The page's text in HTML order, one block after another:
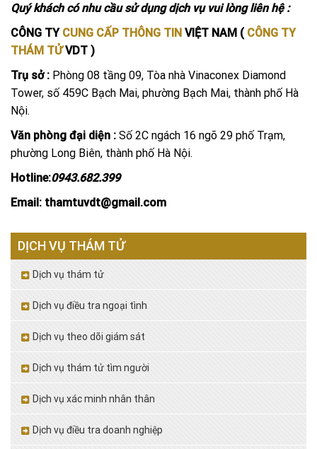
Quý khách có nhu cầu sử dụng dịch vụ vui lòng liên hệ :
CÔNG TY CUNG CẤP THÔNG TIN VIỆT NAM ( CÔNG TY
THÁM TỬVDT )
Trụ sở : Phòng 08 tầng 09, Tòa nhà Vinaconex Diamond
Tower, số 459C Bạch Mai, phường Bạch Mai, thành phố Hà
Nội.
Văn phòng đại diện : Số 2C ngách 16 ngõ 29 phố Trạm,
phường Long Biên, thành phố Hà Nội.
Hotline:0943.682.399
Email: thamtuvdt@gmail.com
DỊCH VỤ THÁM TỬ
Dịch vụ thám tử
Dịch vụ điều tra ngoại tình
Dịch vụ theo dõi giám sát
Dịch vụ thám tử tìm người
Dịch vụ xác minh nhân thân
Dịch vụ điều tra doanh nghiệp